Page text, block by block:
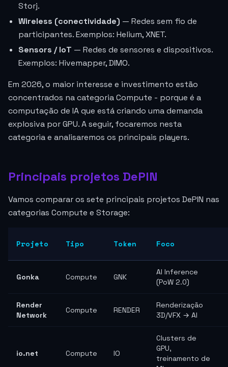
Storj.
Wireless (conectividade) — Redes sem fio de
participantes. Exemplos: Helium, XNET.
Sensors / IoT — Redes de sensores e dispositivos.
Exemplos: Hivemapper, DIMO.
Em 2026, o maior interesse e investimento estão
concentrados na categoria Compute - porque é a
computação de IA que está criando uma demanda
explosiva por GPU. A seguir, focaremos nesta
categoria e analisaremos os principais players.
Principais projetos DePIN
Vamos comparar os sete principais projetos DePIN nas
categorias Compute e Storage:
Projeto Tipo Token Foco
Gonka Compute GNK
AI Inference
(PoW 2.0)
Render
Network
Compute RENDER
Renderização
3D/VFX → AI
io.net Compute IO
Clusters de
GPU,
treinamento de